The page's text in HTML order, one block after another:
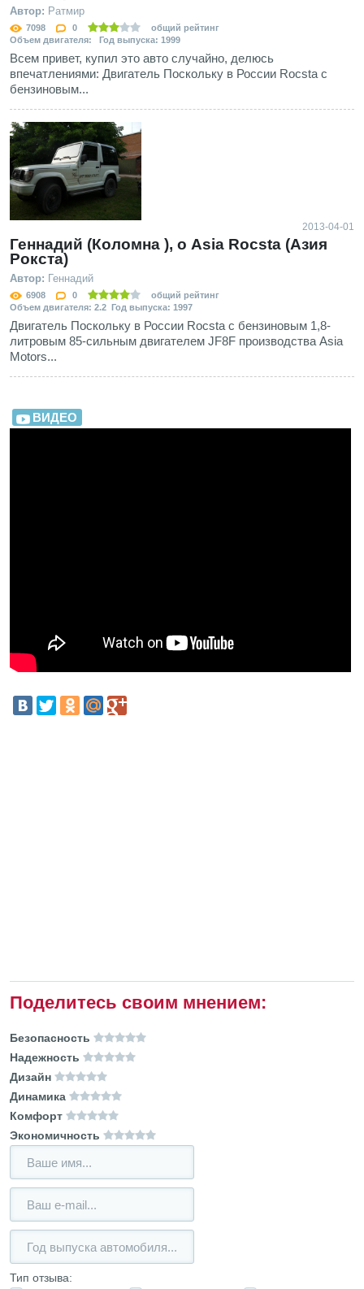
Автор: Ратмир
7098 0
общий рейтинг
Объем двигателя: Год выпуска: 1999
Всем привет, купил это авто случайно, делюсь
впечатлениями: Двигатель Поскольку в России Rocsta с
бензиновым...
2013-04-01
Геннадий (Коломна ), о Asia Rocsta (Азия
Рокста)
Автор: Геннадий
6908 0
общий рейтинг
Объем двигателя: 2.2 Год выпуска: 1997
Двигатель Поскольку в России Rocsta с бензиновым 1,8-
литровым 85-сильным двигателем JF8F производства Asia
Motors...
ВИДЕО
Поделитесь своим мнением:
Безопасность
Надежность
Дизайн
Динамика
Комфорт
Экономичность
Тип отзыва: